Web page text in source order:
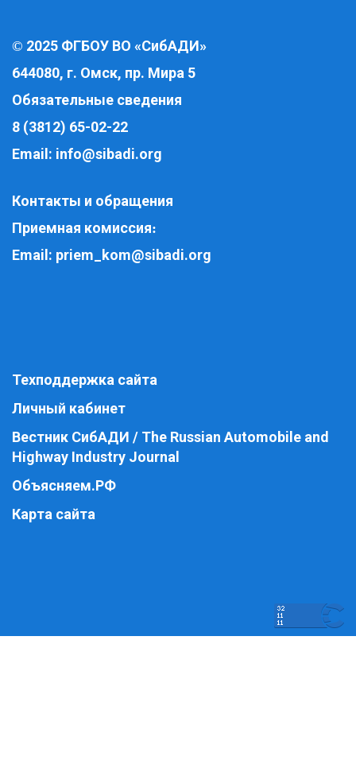
© 2025 ФГБОУ ВО «СибАДИ»
644080, г. Омск, пр. Мира 5
Обязательные сведения
8 (3812) 65-02-22
Email: info@sibadi.org
Контакты и обращения
Приемная комиссия:
Email: priem_kom@sibadi.org
Техподдержка сайта
Личный кабинет
Вестник СибАДИ / The Russian Automobile and
Highway Industry Journal
Объясняем.РФ
Карта сайта